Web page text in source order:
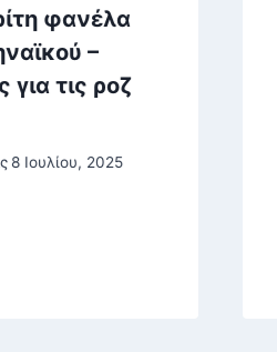
φανέλα
–
για τις ροζ
8 Ιουλίου, 2025